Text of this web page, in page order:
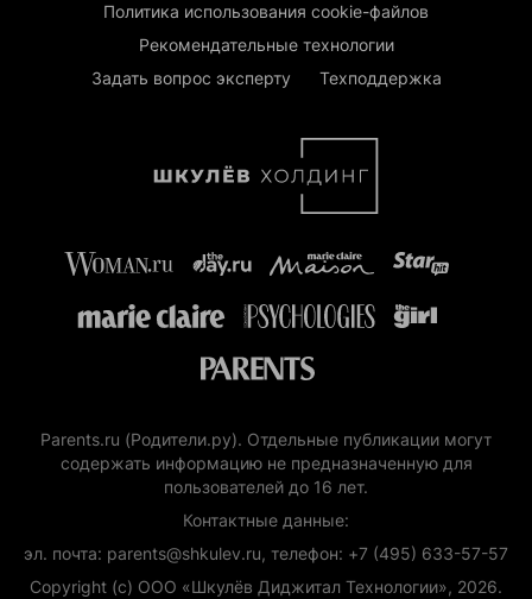
Политика использования cookie-файлов
Рекомендательные технологии
Задать вопрос эксперту
Техподдержка
Parents.ru (Родители.ру). Отдельные публикации могут
содержать информацию не предназначенную для
пользователей до 16 лет.
Контактные данные:
эл. почта: parents@shkulev.ru, телефон: +7 (495) 633-57-57
Copyright (с) ООО «Шкулёв Диджитал Технологии», 2026.